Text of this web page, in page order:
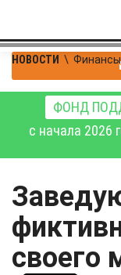
НОВОСТИ \ Финансы
ФОНД
с начала 2026
своего